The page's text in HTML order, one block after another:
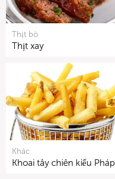
Thịt bò
Thịt xay
Khác
Khoai tây chiên kiểu Pháp